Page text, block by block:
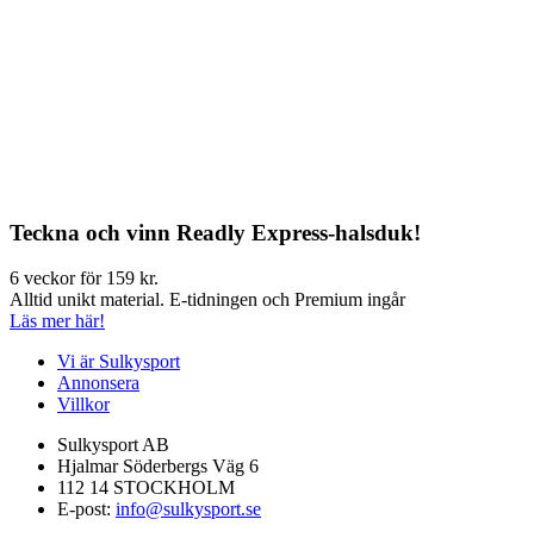
Teckna och vinn Readly Express-halsduk!
6 veckor för 159 kr.
Alltid unikt material. E-tidningen och Premium ingår
Läs mer här!
Vi är Sulkysport
Annonsera
Villkor
Sulkysport AB
Hjalmar Söderbergs Väg 6
112 14 STOCKHOLM
E-post: info@sulkysport.se